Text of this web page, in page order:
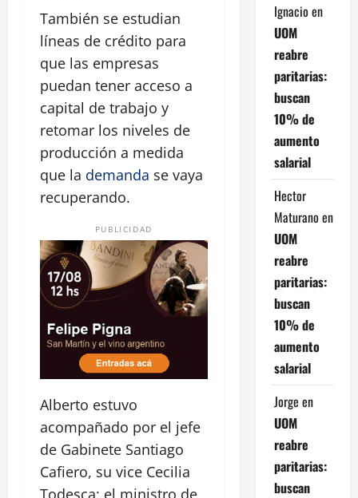
También se estudian
líneas de crédito para
que las empresas
puedan tener acceso a
capital de trabajo y
retomar los niveles de
producción a medida
que la demanda se vaya
recuperando.
PUBLICIDAD
Alberto estuvo
acompañado por el jefe
de Gabinete Santiago
Cafiero, su vice Cecilia
Ignacio en
UOM
reabre
paritarias:
buscan
10% de
aumento
salarial
Hector
Maturano en
UOM
reabre
paritarias:
buscan
10% de
aumento
salarial
Jorge en
UOM
reabre
paritarias:
buscan